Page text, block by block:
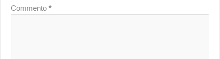
Commento*